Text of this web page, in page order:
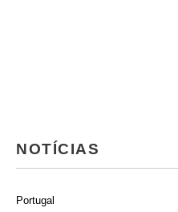
NOTÍCIAS
Portugal